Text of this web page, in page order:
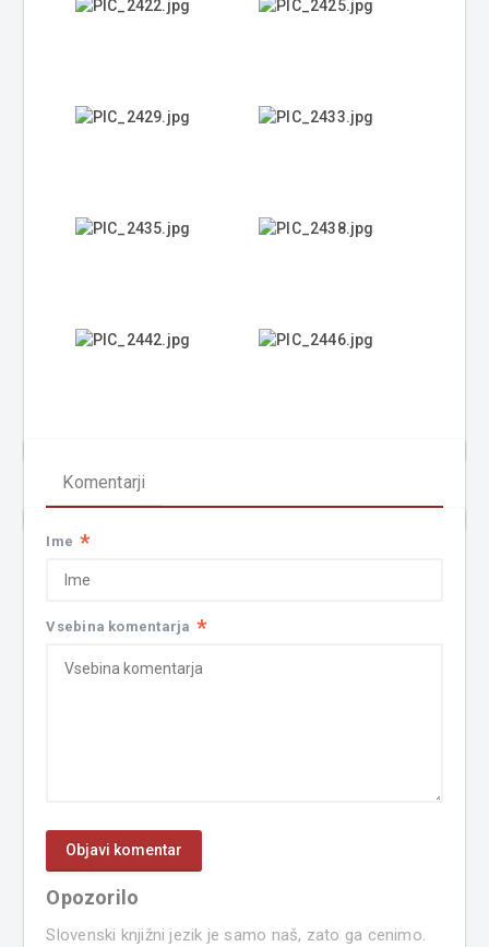
Komentarji
Ime *
Vsebina komentarja *
Opozorilo
Slovenski knjižni jezik je samo naš, zato ga cenimo.